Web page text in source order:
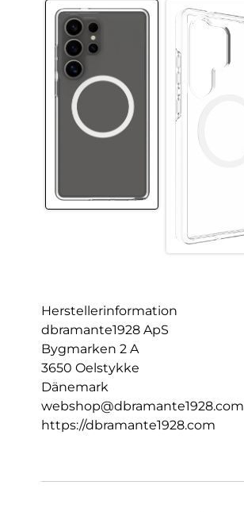
Herstellerinformation
dbramante1928 ApS
Bygmarken 2 A
3650 Oelstykke
Dänemark
webshop@dbramante1928.com
https://dbramante1928.com